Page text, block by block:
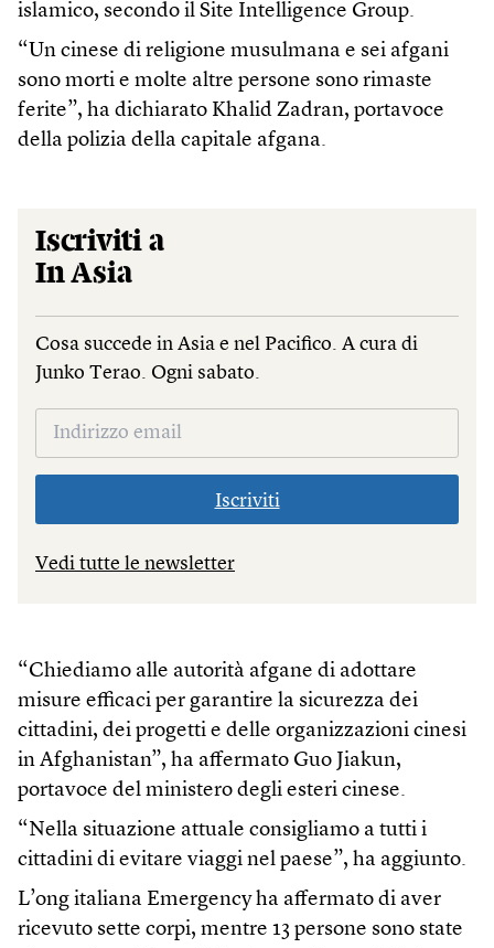
islamico, secondo il Site Intelligence Group.
“Un cinese di religione musulmana e sei afgani
sono morti e molte altre persone sono rimaste
ferite”, ha dichiarato Khalid Zadran, portavoce
della polizia della capitale afgana.
Iscriviti a
In Asia
Cosa succede in Asia e nel Pacifico. A cura di
Junko Terao. Ogni sabato.
Iscriviti
Vedi tutte le newsletter
“Chiediamo alle autorità afgane di adottare
misure efficaci per garantire la sicurezza dei
cittadini, dei progetti e delle organizzazioni cinesi
in Afghanistan”, ha affermato Guo Jiakun,
portavoce del ministero degli esteri cinese.
“Nella situazione attuale consigliamo a tutti i
cittadini di evitare viaggi nel paese”, ha aggiunto.
L’ong italiana Emergency ha affermato di aver
ricevuto sette corpi, mentre 13 persone sono state